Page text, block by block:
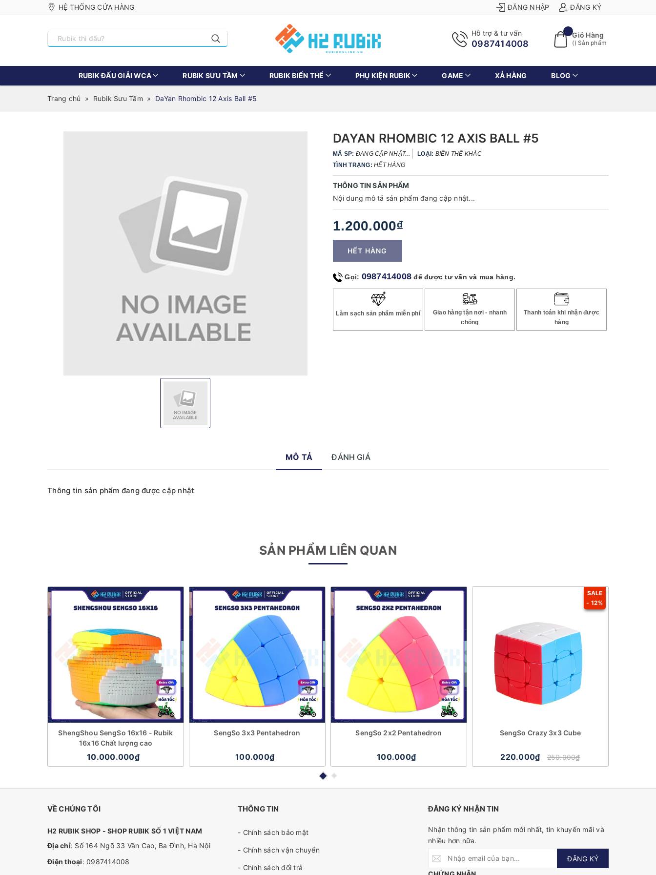
HỆ THỐNG CỬA HÀNG ĐĂNG NHẬP ĐĂNG KÝ
Hỗ trợ & tư vấn
0987414008
Giỏ Hàng
() Sản phẩm
RUBIK ĐẤU GIẢI WCA RUBIK SƯU TẦM RUBIK BIẾN THỂ PHỤ KIỆN RUBIK GAME XẢ HÀNG BLOG
Trang chủ » Rubik Sưu Tầm » DaYan Rhombic 12 Axis Ball #5
DAYAN RHOMBIC 12 AXIS BALL #5
MÃ SP: ĐANG CẬP NHẬT... LOẠI: BIẾN THỂ KHÁC
TÌNH TRẠNG: HẾT HÀNG
THÔNG TIN SẢN PHẨM
Nội dung mô tả sản phẩm đang cập nhật...
1.200.000₫
HẾT HÀNG
Gọi: 0987414008 để được tư vấn và mua hàng.
Làm sạch sản phẩm miễn phí
Giao hàng tận nơi - nhanh
chóng
Thanh toán khi nhận được
hàng
MÔ TẢ ĐÁNH GIÁ
Thông tin sản phẩm đang được cập nhật
SẢN PHẨM LIÊN QUAN
ShengShou SengSo 16x16 - Rubik
16x16 Chất lượng cao
10.000.000₫
SengSo 3x3 Pentahedron
100.000₫
SengSo 2x2 Pentahedron
100.000₫
SALE
- 12%
SengSo Crazy 3x3 Cube
220.000₫ 250.000₫
VỀ CHÚNG TÔI
H2 RUBIK SHOP - SHOP RUBIK SỐ 1 VIỆT NAM
Địa chỉ: Số 164 Ngõ 33 Văn Cao, Ba Đình, Hà Nội
Điện thoại: 0987414008
THÔNG TIN
- Chính sách bảo mật
- Chính sách vận chuyển
- Chính sách đổi trả
ĐĂNG KÝ NHẬN TIN
Nhận thông tin sản phẩm mới nhất, tin khuyến mãi và
nhiều hơn nữa.
ĐĂNG KÝ